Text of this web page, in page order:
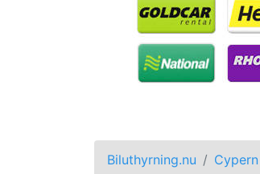
Biluthyrning.nu Cypern